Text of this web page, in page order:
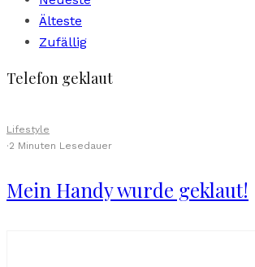
Älteste
Zufällig
Telefon geklaut
Lifestyle
·2 Minuten Lesedauer
Mein Handy wurde geklaut!